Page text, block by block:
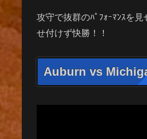
攻守で抜群のﾊﾟﾌｫｰﾏﾝｽを
せ付けず快勝！！
Auburn vs